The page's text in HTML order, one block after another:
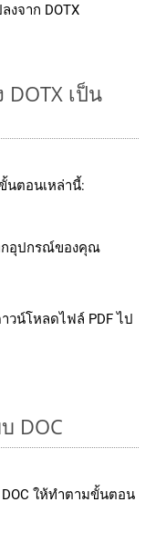
งจาก DOTX
เป็น
นตอนเหล่านี้:
กอุปกรณ์ของคุณ
วน์โหลดไฟล์ PDF ไป
DOC
ให้ทำตามขั้นตอน